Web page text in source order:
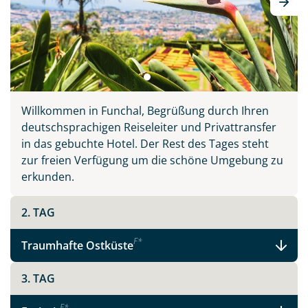
Teile diese Reise
Madeira - schönste Blume des Atlantiks
Facebook
Instagram
Wahlheimat auf 3 inkludierten Ausflügen, erklärt
Wissenswertes und führt Sie abseits der großen
Touristenströme hinein ins authentische Madeira.
Willkommen in Funchal, Begrüßung durch Ihren
deutschsprachigen Reiseleiter und Privattransfer
in das gebuchte Hotel. Der Rest des Tages steht
zur freien Verfügung um die schöne Umgebung zu
erkunden.
2. TAG
Traumhafte OstküsteF*
3. TAG